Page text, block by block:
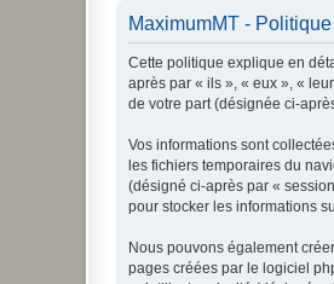
MaximumMT -
Cette politique explique en
après par « ils », « eux », «
de votre part (désignée ci-
Vos informations sont
les fichiers temporaires du
(désigné ci-après par «
pour stocker les informations
Nous pouvons également
pages créées par le logiciel